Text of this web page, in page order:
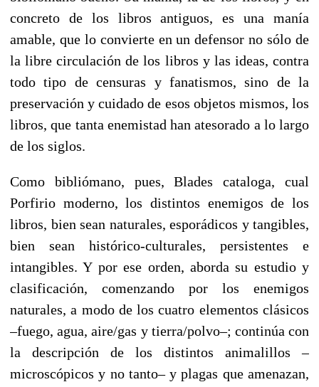
concreto de los libros antiguos, es una manía
amable, que lo convierte en un defensor no sólo de
la libre circulación de los li­bros y las ideas, contra
todo tipo de censuras y fanatismos, sino de la
preservación y cuidado de esos objetos mismos, los
libros, que tanta enemistad han atesorado a lo largo
de los siglos.
Como bibliómano, pues, Blades cataloga, cual
Porfirio mo­derno, los distintos enemigos de los
libros, bien sean natu­rales, esporádicos y tangibles,
bien sean histórico-culturales, persistentes e
intangibles. Y por ese orden, aborda su estu­dio y
clasificación, comenzando por los enemigos
naturales, a modo de los cuatro elementos clásicos
–fuego, agua, aire/gas y tierra/polvo–; continúa con
la descripción de los distintos animalillos –
microscópicos y no tanto– y plagas que amena­zan,